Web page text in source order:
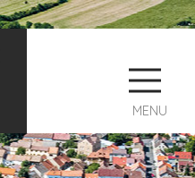
MENU